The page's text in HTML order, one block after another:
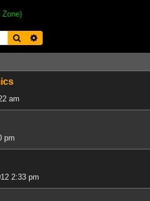
Zone)
Suche
am
pm
2:33 pm